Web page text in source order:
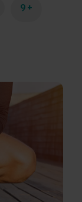
9 +